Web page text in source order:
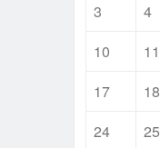
3
4
10
11
17
18
24
25